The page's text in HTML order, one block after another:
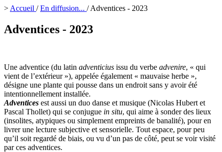
> Accueil /En diffusion... /Adventices - 2023
Adventices - 2023
Une adventice (du latin adventicius issu du verbe advenire, « qui
vient de l’extérieur »), appelée également « mauvaise herbe »,
désigne une plante qui pousse dans un endroit sans y avoir été
intentionnellement installée.
Adventices est aussi un duo danse et musique (Nicolas Hubert et
Pascal Thollet) qui se conjugue in situ, qui aime à sonder des lieux
(insolites, atypiques ou simplement empreints de banalité), pour en
livrer une lecture subjective et sensorielle. Tout espace, pour peu
qu’il soit regardé de biais, ou vu d’un pas de côté, peut se voir visité
par ces adventices.